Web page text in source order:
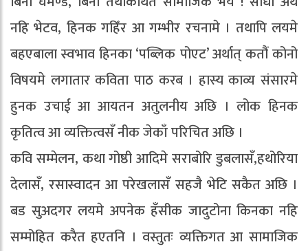
नहि भेटव, हिनक गहिँर आ गम्भीर रचनामे । तथापि लयमे
बहएबाला स्वभाव हिनका ‘पब्लिक पोएट’ अर्थात् कतौं कोनो
विषयमे लगातार कविता पाठ करब । हास्य काव्य संसारमे
हुनक उचाई आ आयतन अतुलनीय अछि । लोक हिनक
कृतित्व आ व्यक्तित्वसँ नीक जेकाँ परिचित अछि ।
कवि सम्मेलन, कथा गोष्ठी आदिमे सराबोरि डुबलासँ,हथोरिया
देलासँ, रसास्वादन आ परेखलासँ सहजै भेटि सकैत अछि ।
बड सुअदगर लयमे अपनेक हँसीक जादुटोना किनका नहि
सम्मोहित करैत हएतनि । वस्तुतः व्यक्तिगत आ सामाजिक